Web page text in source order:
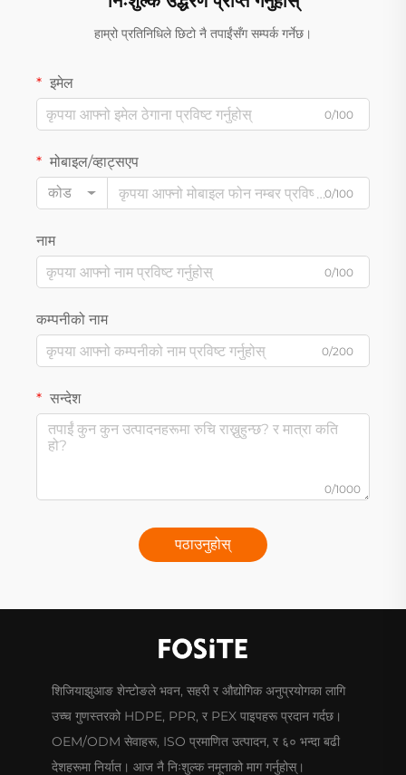
हाम्रो प्रतिनिधिले छिटो नै तपाईंसँग सम्पर्क गर्नेछ।
इमेल
0/100
मोबाइल/व्हाट्सएप
कोड
0/100
नाम
0/100
कम्पनीको नाम
0/200
सन्देश
0/1000
पठाउनुहोस्
शिजियाझुआङ शेन्टोङले भवन, सहरी र औद्योगिक अनुप्रयोगका लागि
उच्च गुणस्तरको HDPE, PPR, र PEX पाइपहरू प्रदान गर्दछ।
OEM/ODM सेवाहरू, ISO प्रमाणित उत्पादन, र ६० भन्दा बढी
देशहरूमा निर्यात। आज नै निःशुल्क नमूनाको माग गर्नुहोस्।